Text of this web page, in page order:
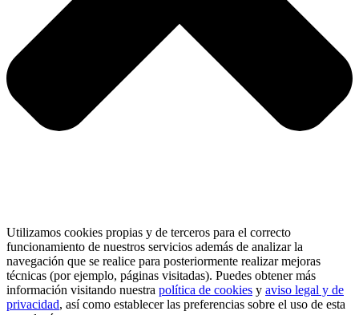
Utilizamos cookies propias y de terceros para el correcto
funcionamiento de nuestros servicios además de analizar la
navegación que se realice para posteriormente realizar mejoras
técnicas (por ejemplo, páginas visitadas). Puedes obtener más
información visitando nuestra política de cookies y aviso legal y de
privacidad, así como establecer las preferencias sobre el uso de esta